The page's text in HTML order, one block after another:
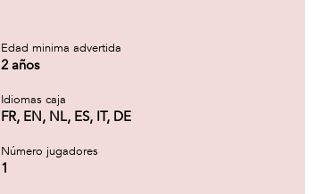
Edad minima advertida
2 años
Idiomas caja
FR, EN, NL, ES, IT, DE
Número jugadores
1